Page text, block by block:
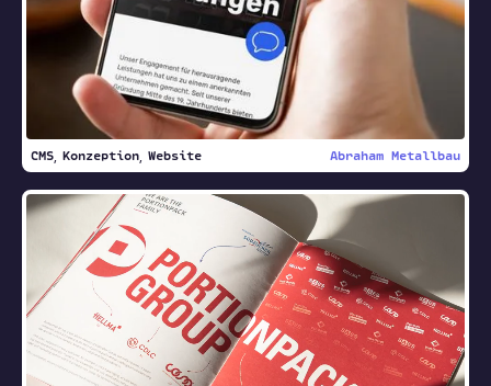
CMS Konzeption Website Abraham Metallbau